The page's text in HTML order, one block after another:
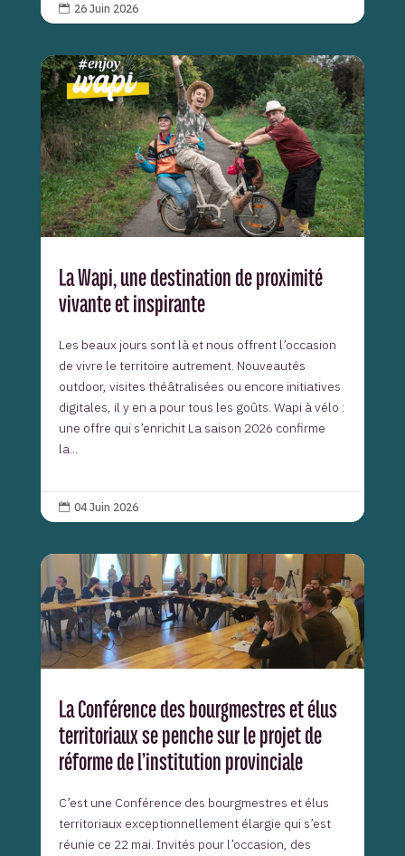
 26 Juin 2026
La Wapi, une destination de proximité
vivante et inspirante
Les beaux jours sont là et nous offrent l’occasion
de vivre le territoire autrement. Nouveautés
outdoor, visites théâtralisées ou encore initiatives
digitales, il y en a pour tous les goûts. Wapi à vélo :
une offre qui s’enrichit La saison 2026 confirme
la...
 04 Juin 2026
La Conférence des bourgmestres et élus
territoriaux se penche sur le projet de
réforme de l’institution provinciale
C’est une Conférence des bourgmestres et élus
territoriaux exceptionnellement élargie qui s’est
réunie ce 22 mai. Invités pour l’occasion, des